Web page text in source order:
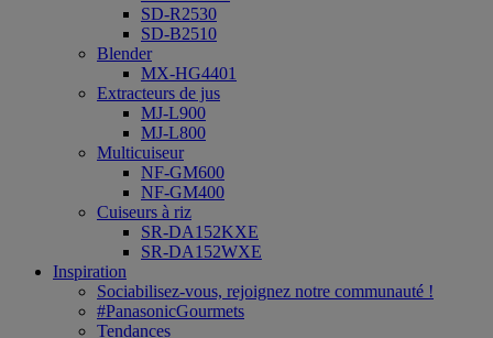
SD-R2530
SD-B2510
Blender
MX-HG4401
Extracteurs de jus
MJ-L900
MJ-L800
Multicuiseur
NF-GM600
NF-GM400
Cuiseurs à riz
SR-DA152KXE
SR-DA152WXE
Inspiration
Sociabilisez-vous, rejoignez notre communauté !
#PanasonicGourmets
Tendances